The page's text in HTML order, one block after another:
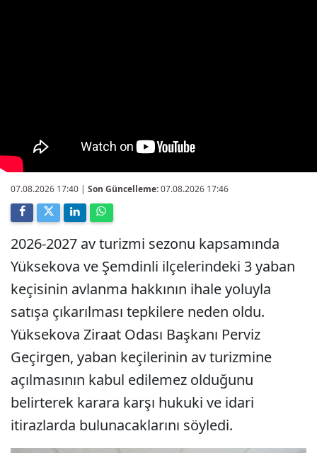
07.08.2026 17:40 | Son Güncelleme:07.08.2026 17:46
2026-2027 av turizmi sezonu kapsamında
Yüksekova ve Şemdinli ilçelerindeki 3 yaban
keçisinin avlanma hakkının ihale yoluyla
satışa çıkarılması tepkilere neden oldu.
Yüksekova Ziraat Odası Başkanı Perviz
Geçirgen, yaban keçilerinin av turizmine
açılmasının kabul edilemez olduğunu
belirterek karara karşı hukuki ve idari
itirazlarda bulunacaklarını söyledi.